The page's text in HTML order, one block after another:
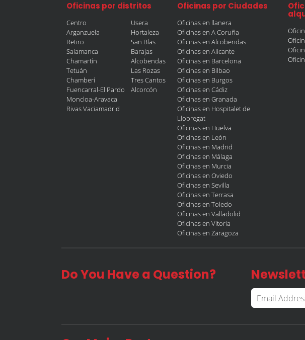
Oficinas por distritos
Centro
Arganzuela
Retiro
Salamanca
Chamartín
Tetuán
Chamberí
Fuencarral-El Pardo
Moncloa-Aravaca
Rivas Vaciamadrid
Usera
Hortaleza
San Blas
Barajas
Alcobendas
Las Rozas
Tres Cantos
Alcorcón
Oficinas por Ciudades
Oficinas en llanera
Oficinas en A Coruña
Oficinas en Alcobendas
Oficinas en Alicante
Oficinas en Barcelona
Oficinas en Bilbao
Oficinas en Burgos
Oficinas en Cádiz
Oficinas en Granada
Oficinas en Hospitalet de
Llobregat
Oficinas en Huelva
Oficinas en León
Oficinas en Madrid
Oficinas en Málaga
Oficinas en Murcia
Oficinas en Oviedo
Oficinas en Sevilla
Oficinas en Terrasa
Oficinas en Toledo
Oficinas en Valladolid
Oficinas en Vitoria
Oficinas en Zaragoza
Do You Have a Question?